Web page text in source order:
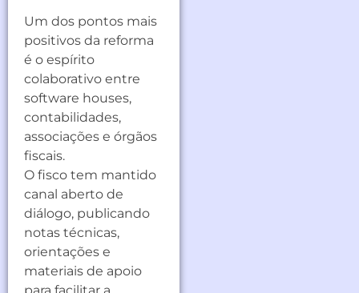
Um dos pontos mais
positivos da reforma
é o espírito
colaborativo entre
software houses,
contabilidades,
associações e órgãos
fiscais.
O fisco tem mantido
canal aberto de
diálogo, publicando
notas técnicas,
orientações e
materiais de apoio